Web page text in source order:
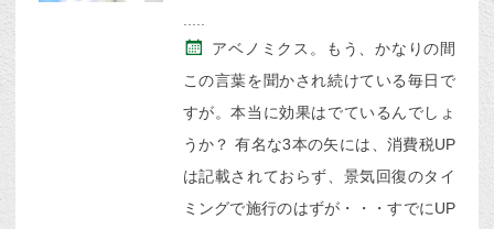
アベノミクス。もう、かなりの間
この言葉を聞かされ続けている毎日で
すが。本当に効果はでているんでしょ
うか？ 有名な3本の矢には、消費税UP
は記載されておらず、景気回復のタイ
ミングで施行のはずが・・・すでにUP